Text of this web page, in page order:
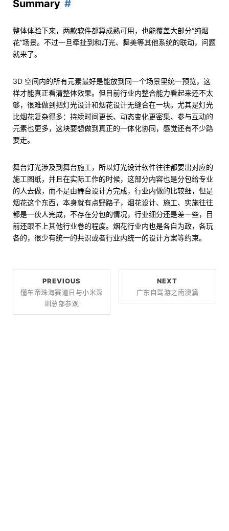
Summary
整体体验下来，两款软件都算成熟可用，也能覆盖大部分“纯烟
花”场景。不过一旦牵扯到和灯光、舞美等其他系统的联动，问题
就来了。
3D 空间内的所有元素最好是能放到同一个场景里统一预览，这
样才能真正看清整体效果。但目前行业内整合能力看起来还不太
够，很难做到把灯光设计和烟花设计无缝合在一块。尤其是灯光
比烟花复杂得多：持续时间更长、动态变化更密集、参与互动的
元素也更多，这块要想做到真正的一体化协同，感觉还有不少路
要走。
舞台灯光涉及到舞台施工，所以灯光设计软件往往都要出对应的
施工图纸，并且在实际工作的时候，这部分内容也是分包给专业
的人去做，而不是由舞台设计方完成，行业内做的比较细，但是
烟花这个东西，本身就有点野路子，烟花设计、施工、实施往往
都是一伙人完成，不存在分包的情况，行业细分还是差一些，目
前还跟不上其他行业卷的程度。烟花行业内也是各自为政，各玩
各的，很少有统一的共识或者行业内统一的设计方案等约束。
PREVIOUS
懂车帝珠海赛道日与小米深
圳总部参观
NEXT
广东自驾游之南澳篇